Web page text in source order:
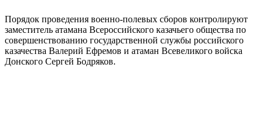
Порядок проведения военно-полевых сборов контролируют
заместитель атамана Всероссийского казачьего общества по
совершенствованию государственной службы российского
казачества Валерий Ефремов и атаман Всевеликого войска
Донского Сергей Бодряков.